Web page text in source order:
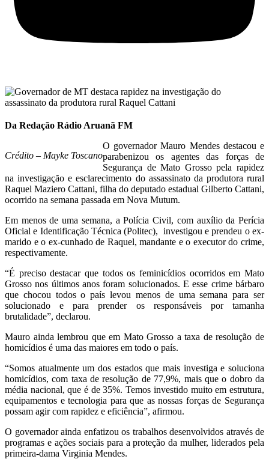
Da Redação Rádio Aruanã FM
Crédito – Mayke Toscano
O governador Mauro Mendes destacou e
parabenizou os agentes das forças de
Segurança de Mato Grosso pela rapidez
na investigação e esclarecimento do assassinato da produtora rural
Raquel Maziero Cattani, filha do deputado estadual Gilberto Cattani,
ocorrido na semana passada em Nova Mutum.
Em menos de uma semana, a Polícia Civil, com auxílio da Perícia
Oficial e Identificação Técnica (Politec), investigou e prendeu o ex-
marido e o ex-cunhado de Raquel, mandante e o executor do crime,
respectivamente.
“É preciso destacar que todos os feminicídios ocorridos em Mato
Grosso nos últimos anos foram solucionados. E esse crime bárbaro
que chocou todos o país levou menos de uma semana para ser
solucionado e para prender os responsáveis por tamanha
brutalidade”, declarou.
Mauro ainda lembrou que em Mato Grosso a taxa de resolução de
homicídios é uma das maiores em todo o país.
“Somos atualmente um dos estados que mais investiga e soluciona
homicídios, com taxa de resolução de 77,9%, mais que o dobro da
média nacional, que é de 35%. Temos investido muito em estrutura,
equipamentos e tecnologia para que as nossas forças de Segurança
possam agir com rapidez e eficiência”, afirmou.
O governador ainda enfatizou os trabalhos desenvolvidos através de
programas e ações sociais para a proteção da mulher, liderados pela
primeira-dama Virginia Mendes.